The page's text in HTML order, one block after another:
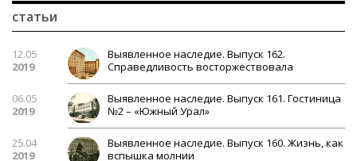
статьи
12.05
2019
Выявленное наследие. Выпуск 162.
Справедливость восторжествовала
06.05
2019
Выявленное наследие. Выпуск 161. Гостиница
№2 – «Южный Урал»
25.04
2019
Выявленное наследие. Выпуск 160. Жизнь, как
вспышка молнии